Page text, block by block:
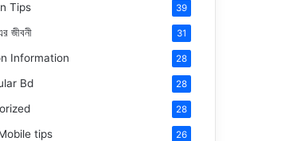
Tips 39
জীবনী 31
Information 28
Bd 28
28
tips 26